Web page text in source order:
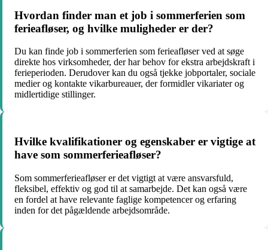
Hvordan finder man et job i sommerferien som
ferieafløser, og hvilke muligheder er der?
Du kan finde job i sommerferien som ferieafløser ved at søge
direkte hos virksomheder, der har behov for ekstra arbejdskraft i
ferieperioden. Derudover kan du også tjekke jobportaler, sociale
medier og kontakte vikarbureauer, der formidler vikariater og
midlertidige stillinger.
Hvilke kvalifikationer og egenskaber er vigtige at
have som sommerferieafløser?
Som sommerferieafløser er det vigtigt at være ansvarsfuld,
fleksibel, effektiv og god til at samarbejde. Det kan også være
en fordel at have relevante faglige kompetencer og erfaring
inden for det pågældende arbejdsområde.